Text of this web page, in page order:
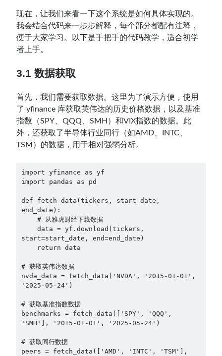
现在，让我们来看一下这个系统是如何具体实现的。
我会结合代码来一步步解释，每个部分都配有注释，
便于大家学习。以下是手把手的代码教学，适合初学
者上手。
3.1 数据获取
首先，我们需要获取数据。这里为了演示方便，使用
了 yfinance 库获取英伟达的历史价格数据，以及基准
指数（SPY、QQQ、SMH）和VIX指数的数据。此
外，还获取了半导体行业同行（如AMD、INTC、
TSM）的数据，用于相对强弱分析。
import yfinance as yf
import pandas as pd
def fetch_data(tickers, start_date,
end_date):
start=start_date, end=end_date)
# 获取英伟达数据
nvda_data = fetch_data('NVDA', '2015-01-01',
'2025-05-24')
# 获取基准指数数据
benchmarks = fetch_data(['SPY', 'QQQ',
'SMH'], '2015-01-01', '2025-05-24')
# 获取同行数据
peers = fetch_data(['AMD', 'INTC', 'TSM'],